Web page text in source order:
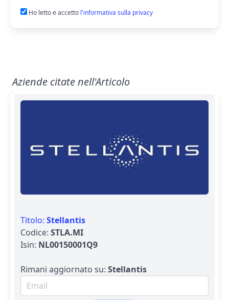
Ho letto e accetto l'informativa sulla privacy
Aziende citate nell'Articolo
Titolo: Stellantis
Codice: STLA.MI
Isin: NL00150001Q9
Rimani aggiornato su: Stellantis
Email per newsletter